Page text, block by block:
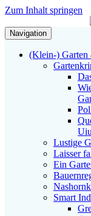
Zum Inhalt springen
Navigation
(Klein-) Garten
Lustige
Laisser
Ein
Smart